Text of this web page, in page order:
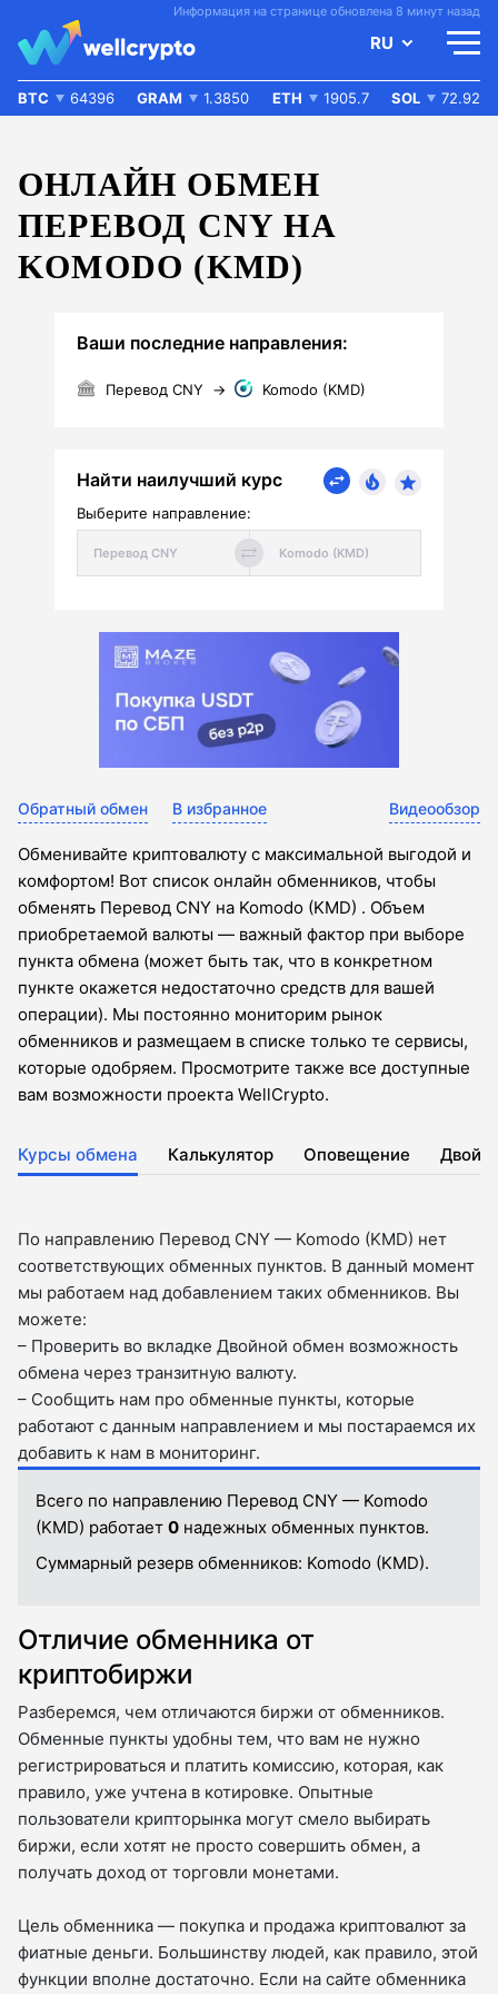
Информация на странице обновлена 8 минут назад
RU
BTC 64396 GRAM 1.3850 ETH 1905.7 SOL 72.92
ОНЛАЙН ОБМЕН
ПЕРЕВОД CNY НА
KOMODO (KMD)
Ваши последние направления:
Перевод CNY → Komodo (KMD)
Найти наилучший курс
Выберите направление:
Обратный обмен В избранное Видеообзор
Обменивайте криптовалюту с максимальной выгодой и
комфортом! Вот список онлайн обменников, чтобы
обменять Перевод CNY на Komodo (KMD) . Объем
приобретаемой валюты — важный фактор при выборе
пункта обмена (может быть так, что в конкретном
пункте окажется недостаточно средств для вашей
операции). Мы постоянно мониторим рынок
обменников и размещаем в списке только те сервисы,
которые одобряем. Просмотрите также все доступные
вам возможности проекта WellCrypto.
Курсы обмена Калькулятор Оповещение
По направлению Перевод CNY — Komodo (KMD) нет
соответствующих обменных пунктов. В данный момент
мы работаем над добавлением таких обменников. Вы
можете:
– Проверить во вкладкe Двойной обмен возможность
обмена через транзитную валюту.
– Сообщить нам про обменные пункты, которые
работают с данным направлением и мы постараемся их
добавить к нам в мониторинг.
Всего по направлению Перевод CNY — Komodo
(KMD) работает 0 надежных обменных пунктов.
Суммарный резерв обменников: Komodo (KMD).
Отличие обменника от
криптобиржи
Разберемся, чем отличаются биржи от обменников.
Обменные пункты удобны тем, что вам не нужно
регистрироваться и платить комиссию, которая, как
правило, уже учтена в котировке. Опытные
пользователи крипторынка могут смело выбирать
биржи, если хотят не просто совершить обмен, а
получать доход от торговли монетами.
Цель обменника — покупка и продажа криптовалют за
фиатные деньги. Большинству людей, как правило, этой
функции вполне достаточно. Если на сайте обменника